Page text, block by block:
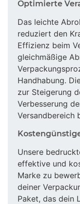
Optimierte
Das leichte
reduziert den
Effizienz beim
gleichmäßige
Handhabung.
zur Steigerung
Verbesserung
Versandbereich
Unsere
effektive und
Marke zu
deiner
Paket, das dein